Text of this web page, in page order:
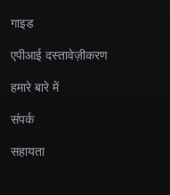
गाइड
एपीआई दस्तावेज़ीकरण
हमारे बारे में
संपर्क
सहायता